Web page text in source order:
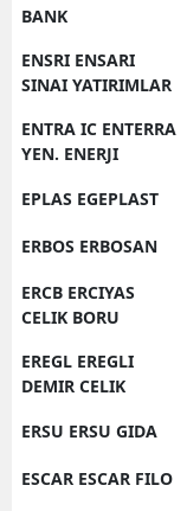
BANK
ENSRI ENSARI
SINAI YATIRIMLAR
ENTRA IC ENTERRA
YEN. ENERJI
EPLAS EGEPLAST
ERBOS ERBOSAN
ERCB ERCIYAS
CELIK BORU
EREGL EREGLI
DEMIR CELIK
ERSU ERSU GIDA
ESCAR ESCAR FILO